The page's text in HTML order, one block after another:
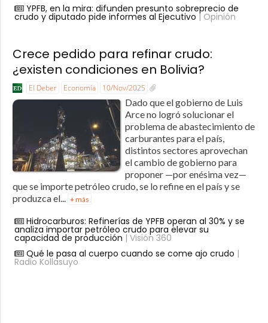
YPFB, en la mira: difunden presunto sobreprecio de
crudo y diputado pide informes al Ejecutivo | Opinión
Crece pedido para refinar crudo:
¿existen condiciones en Bolivia?
El Deber Economía 10/Nov/2025
Dado que el gobierno de Luis
Arce no logró solucionar el
problema de abastecimiento de
carburantes para el país,
distintos sectores aprovechan
el cambio de gobierno para
proponer —por enésima vez—
que se importe petróleo crudo, se lo refine en el país y se
produzca el... + más
Hidrocarburos: Refinerías de YPFB operan al 30% y se
analiza importar petróleo crudo para elevar su
capacidad de producción | Visión 360
Qué le pasa al cuerpo cuando se come ajo crudo |
Radio Kollasuyo